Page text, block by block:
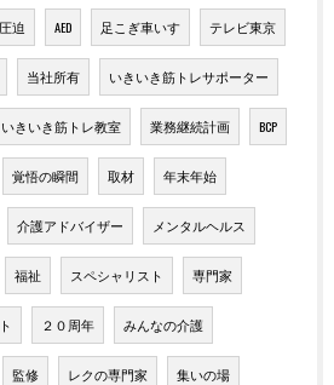
迫 AED 足こぎ車いす テレビ東京
当社所有 いきいき筋トレサポーター
いきいき筋トレ教室 業務継続計画 BCP
覚悟の瞬間 取材 年末年始
介護アドバイザー メンタルヘルス
福祉 スペシャリスト 専門家
２０周年 みんなの介護
監修 レクの専門家 集いの場